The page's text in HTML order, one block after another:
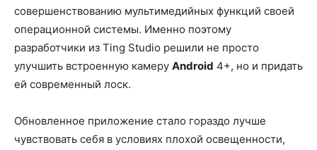
совершенствованию мультимедийных функций своей
операционной системы. Именно поэтому
разработчики из Ting Studio решили не просто
улучшить встроенную камеру Android 4+, но и придать
ей современный лоск.
Обновленное приложение стало гораздо лучше
чувствовать себя в условиях плохой освещенности,